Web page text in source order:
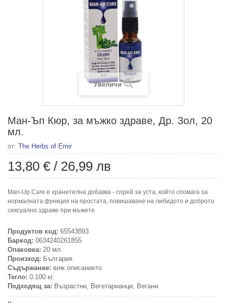
Увеличи
Ман-Ъп Кюр, за мъжко здраве, Др. Зол, 20
мл.
от: The Herbs of Emir
13,80 € / 26,99 лв
Mаn-Up Care e хранителна добавка - спрей за уста, който спомага за
нормалната функция на простата, повишаване на либидото и доброто
сексуално здраве при мъжете.
Продуктов код: 65543893
Баркод: 0634240261855
Опаковка: 20 мл.
Произход: България
Съдържание: виж описанието
Тегло: 0.100 кг.
Подходящ за: Възрастни, Вегетарианци, Вегани